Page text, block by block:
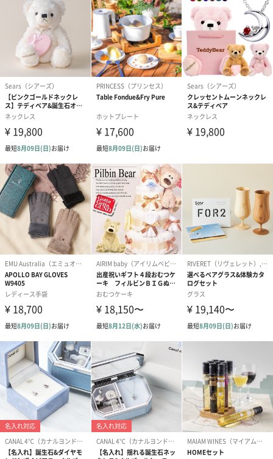
ダンボール装飾（ひま
わり）（720円）
ダンボール装飾（チュ
ーリップ）（720円）
ダンボール装
イトピンク×
ト）（580円）
紙袋
お渡し用の紙袋です。
商品に合わせたサイズをお届けします。
あり（280円）
メッセージカード（通常・写真・グリーティング）
誕生日や結婚祝い・出産祝いなど、様々なシーンのメッセージカ
ードを同梱します。
メッセージカードや封筒のデザインは一部変更する場合がありま
す。